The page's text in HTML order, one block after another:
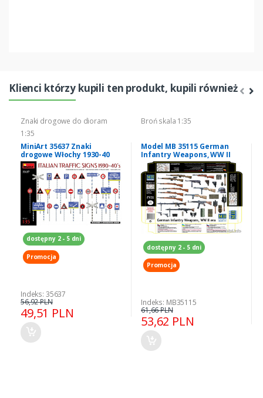
Klienci którzy kupili ten produkt, kupili również
Znaki drogowe do dioram
1:35
MiniArt 35637 Znaki
drogowe Włochy 1930-40
skala 1-35
dostępny 2 - 5 dni
Promocja
Indeks: 35637
49,51 PLN
56,92 PLN
Broń skala 1:35
Model MB 35115 German
Infantry Weapons, WW II
era
dostępny 2 - 5 dni
Promocja
Indeks: MB35115
53,62 PLN
61,66 PLN